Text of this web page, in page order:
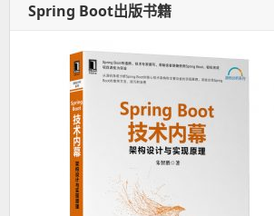
Spring Boot出版书籍